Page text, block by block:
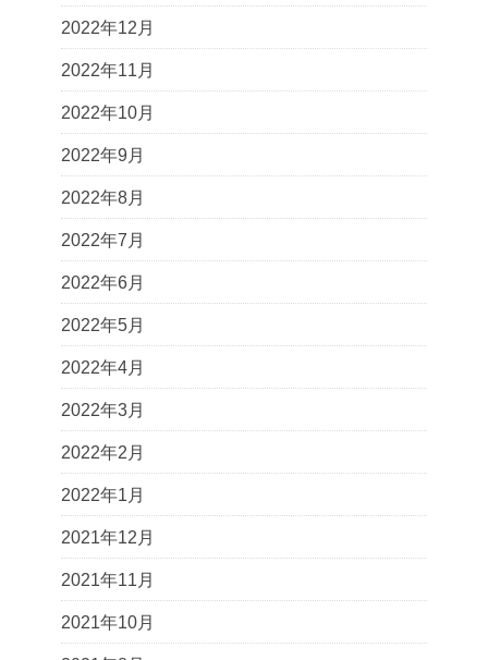
2022年12月
2022年11月
2022年10月
2022年9月
2022年8月
2022年7月
2022年6月
2022年5月
2022年4月
2022年3月
2022年2月
2022年1月
2021年12月
2021年11月
2021年10月